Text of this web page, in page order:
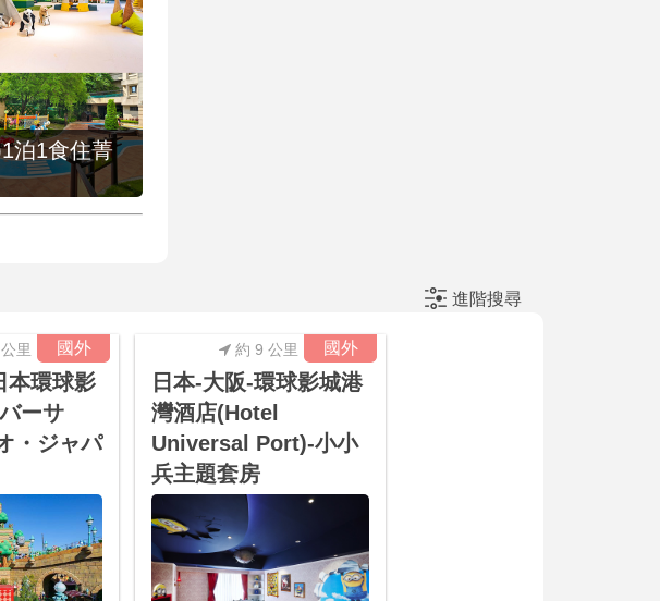
泊1食住菁
進階搜尋
國外
里
本環球影
ーサ
・ジャパ
國外
約 9 公里
日本-大阪-環球影城港
灣酒店(Hotel
Universal Port)-小小
兵主題套房